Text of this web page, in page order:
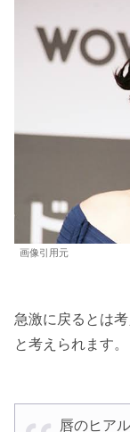
画像引用元
急激に戻るとは
と考えられます。
唇のヒア